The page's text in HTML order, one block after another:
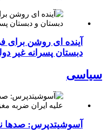
آینده ای روشن برای
دبستان پسرانه غیر
سیاسی
آسوشیتدپرس: صدها